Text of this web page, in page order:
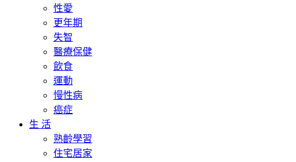
性愛
更年期
失智
醫療保健
飲食
運動
慢性病
癌症
生 活
熟齡學習
住宅居家